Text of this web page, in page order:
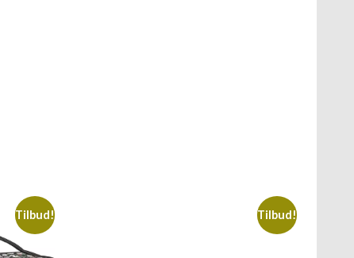
Tilbud! Tilbud!